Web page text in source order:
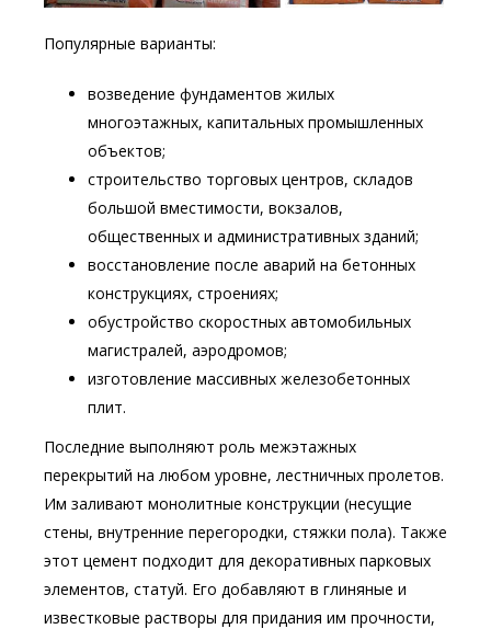
Популярные варианты:
возведение фундаментов жилых
многоэтажных, капитальных промышленных
объектов;
строительство торговых центров, складов
большой вместимости, вокзалов,
общественных и административных зданий;
восстановление после аварий на бетонных
конструкциях, строениях;
обустройство скоростных автомобильных
магистралей, аэродромов;
изготовление массивных железобетонных
плит.
Последние выполняют роль межэтажных
перекрытий на любом уровне, лестничных пролетов.
Им заливают монолитные конструкции (несущие
стены, внутренние перегородки, стяжки пола). Также
этот цемент подходит для декоративных парковых
элементов, статуй. Его добавляют в глиняные и
известковые растворы для придания им прочности,